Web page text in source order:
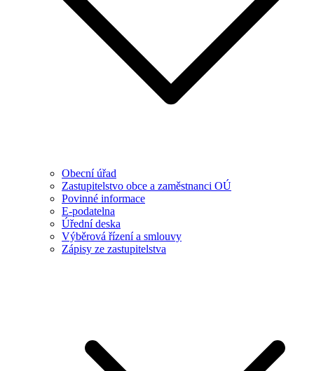
Obecní úřad
Zastupitelstvo obce a zaměstnanci OÚ
Povinné informace
E-podatelna
Úřední deska
Výběrová řízení a smlouvy
Zápisy ze zastupitelstva